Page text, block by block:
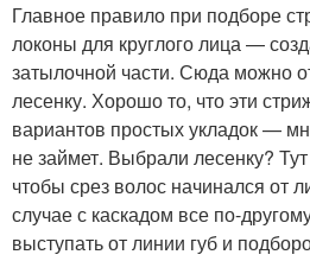
Главное правило при подборе
локоны для круглого лица —
затылочной части. Сюда можно
лесенку. Хорошо то, что эти
вариантов простых укладок —
не займет. Выбрали лесенку?
чтобы срез волос начинался от
случае с каскадом все по-
выступать от линии губ и